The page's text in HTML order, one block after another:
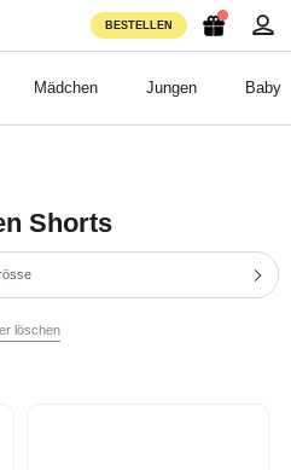
BESTELLEN
Mädchen Jungen Baby
Shorts
löschen